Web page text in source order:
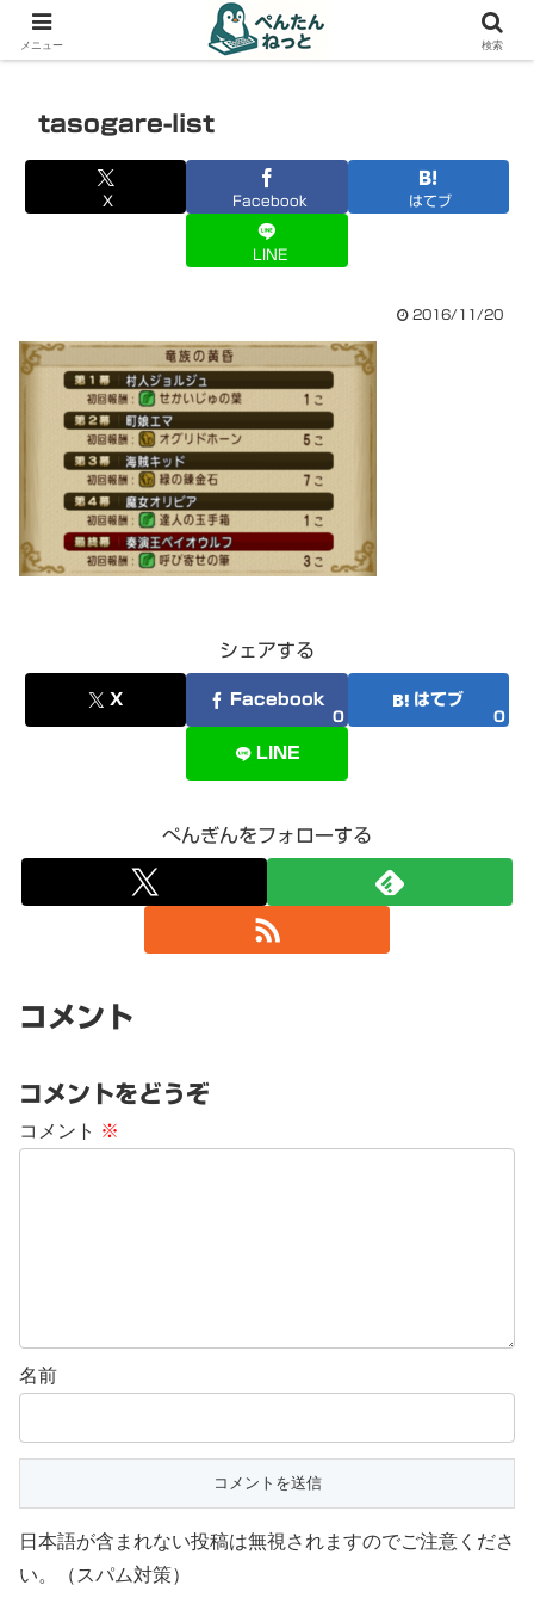
PCやガジェットの備忘録
tasogare-list
X Facebook はてブ
LINE
2016/11/20
シェアする
X Facebook
0
はてブ
0
LINE
ぺんぎんをフォローする
コメント
コメントをどうぞ
コメント ※
名前
日本語が含まれない投稿は無視されますのでご注意くださ
い。（スパム対策）
メニュー 検索